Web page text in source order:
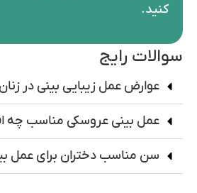
کنید.
سوالات رایج
عوارض عمل زیبایی بینی در
عمل بینی عروسکی مناسب چه
سن مناسب دختران برای عمل